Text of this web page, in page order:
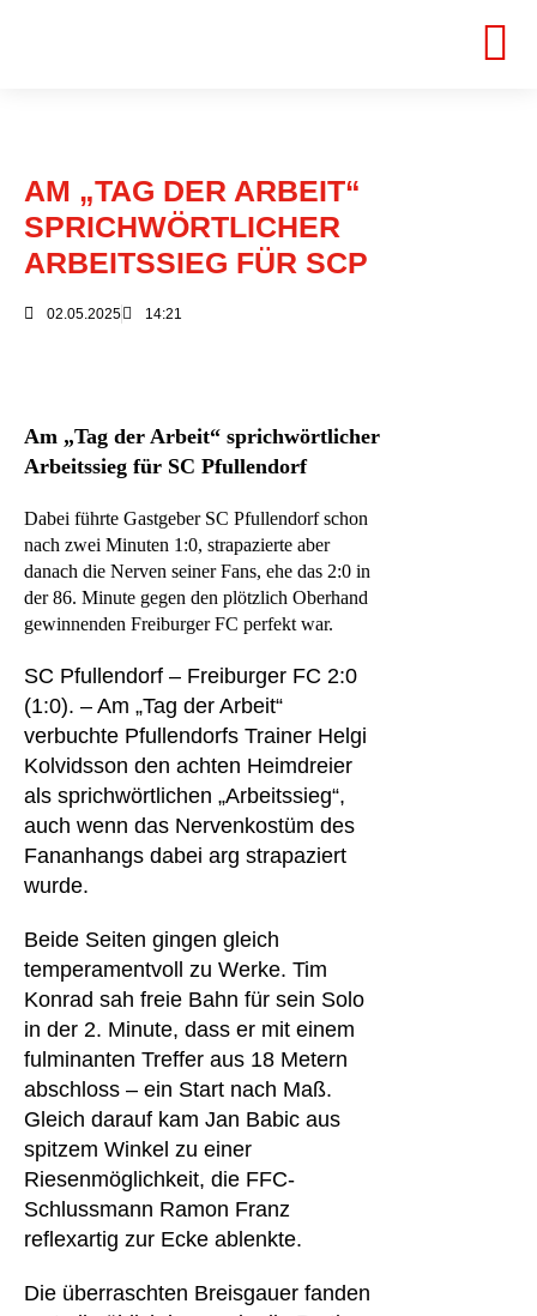
AM „TAG DER ARBEIT“
SPRICHWÖRTLICHER
ARBEITSSIEG FÜR SCP
02.05.2025 14:21
Am „Tag der Arbeit“ sprichwörtlicher
Arbeitssieg für SC Pfullendorf
Dabei führte Gastgeber SC Pfullendorf schon
nach zwei Minuten 1:0, strapazierte aber
danach die Nerven seiner Fans, ehe das 2:0 in
der 86. Minute gegen den plötzlich Oberhand
gewinnenden Freiburger FC perfekt war.
SC Pfullendorf – Freiburger FC 2:0
(1:0). – Am „Tag der Arbeit“
verbuchte Pfullendorfs Trainer Helgi
Kolvidsson den achten Heimdreier
als sprichwörtlichen „Arbeitssieg“,
auch wenn das Nervenkostüm des
Fananhangs dabei arg strapaziert
wurde.
Beide Seiten gingen gleich
temperamentvoll zu Werke. Tim
Konrad sah freie Bahn für sein Solo
in der 2. Minute, dass er mit einem
fulminanten Treffer aus 18 Metern
abschloss – ein Start nach Maß.
Gleich darauf kam Jan Babic aus
spitzem Winkel zu einer
Riesenmöglichkeit, die FFC-
Schlussmann Ramon Franz
reflexartig zur Ecke ablenkte.
Die überraschten Breisgauer fanden